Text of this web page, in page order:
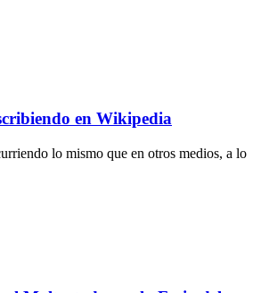
en Wikipedia
lo mismo que en otros medios, a lo